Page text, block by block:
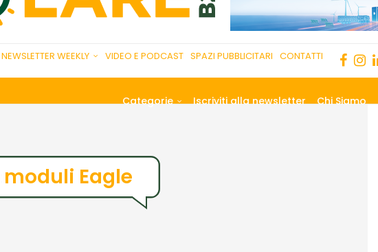
NEWSLETTER WEEKLY VIDEO E PODCAST SPAZI PUBBLICITARI CONTATTI
Categorie Iscriviti alla newsletter Chi Siamo
moduli Eagle